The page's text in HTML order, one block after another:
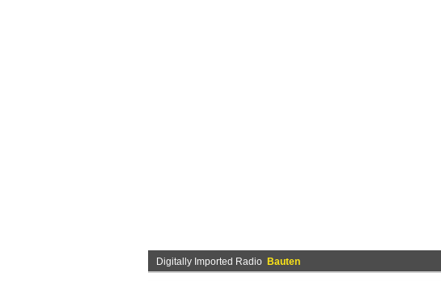
Digitally Imported Radio Bauten